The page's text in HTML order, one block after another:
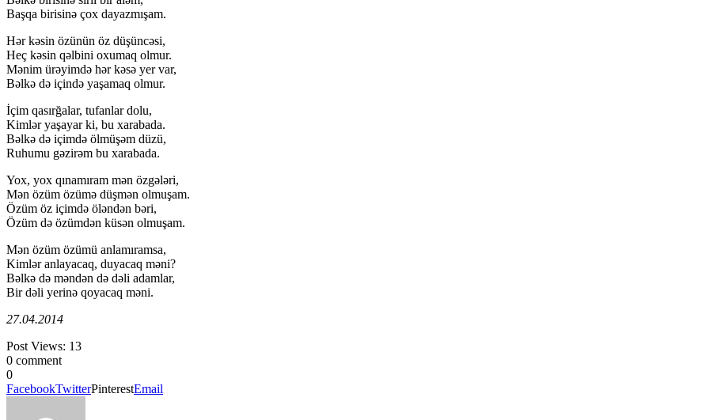
Başqa birisinə çox dayazmışam.
Hər kəsin özünün öz düşüncəsi,
Heç kəsin qəlbini oxumaq olmur.
Mənim ürəyimdə hər kəsə yer var,
Bəlkə də içində yaşamaq olmur.
İçim qasırğalar, tufanlar dolu,
Kimlər yaşayar ki, bu xarabada.
Bəlkə də içimdə ölmüşəm düzü,
Ruhumu gəzirəm bu xarabada.
Yox, yox qınamıram mən özgələri,
Mən özüm özümə düşmən olmuşam.
Özüm öz içimdə öləndən bəri,
Özüm də özümdən küsən olmuşam.
Mən özüm özümü anlamıramsa,
Kimlər anlayacaq, duyacaq məni?
Bəlkə də məndən də dəli adamlar,
Bir dəli yerinə qoyacaq məni.
27.04.2014
Post Views: 13
0 comment
0
FacebookTwitterPinterestEmail